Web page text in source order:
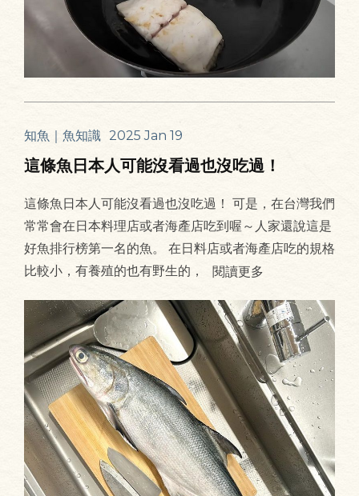
知魚｜魚知識 2025 Jan 19
這條魚日本人可能沒看過也沒吃過！
這條魚日本人可能沒看過也沒吃過！ 可是，在台灣我們
常常會在日本料理店或者海產店吃到喔～人家還說這是
好魚排行榜第一名的魚。 在日料店或者海產店吃的規格
比較小，有養殖的也有野生的，
閱讀更多